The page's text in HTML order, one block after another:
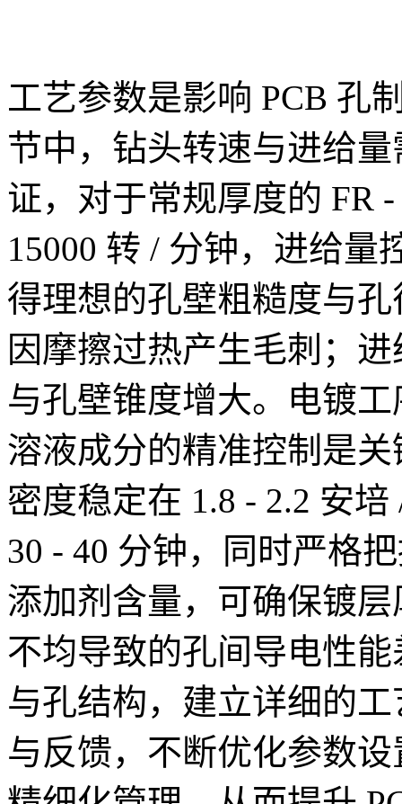
工艺参数是影响 PCB 孔
节中，钻头转速与进给
证，对于常规厚度的 FR
15000 转 / 分钟，进给量
得理想的孔壁粗糙度与
因摩擦过热产生毛刺；
与孔壁锥度增大。电镀
溶液成分的精准控制是
密度稳定在 1.8 - 2.2 安
30 - 40 分钟，同时严格
添加剂含量，可确保镀
不均导致的孔间导电性
与孔结构，建立详细的
与反馈，不断优化参数